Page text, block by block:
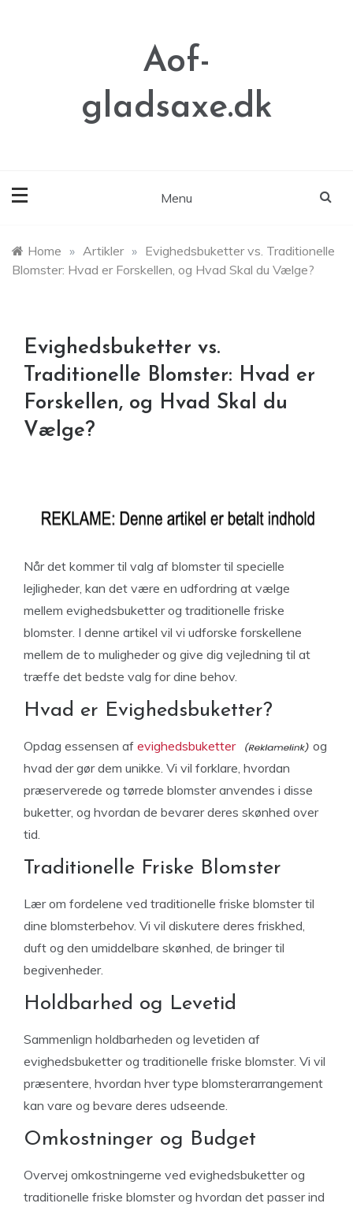
Aof-
gladsaxe.dk
Menu
Home » Artikler » Evighedsbuketter vs. Traditionelle
Blomster: Hvad er Forskellen, og Hvad Skal du Vælge?
Evighedsbuketter vs.
Traditionelle Blomster: Hvad er
Forskellen, og Hvad Skal du
Vælge?
Når det kommer til valg af blomster til specielle
lejligheder, kan det være en udfordring at vælge
mellem evighedsbuketter og traditionelle friske
blomster. I denne artikel vil vi udforske forskellene
mellem de to muligheder og give dig vejledning til at
træffe det bedste valg for dine behov.
Hvad er Evighedsbuketter?
Opdag essensen af evighedsbuketter
og
hvad der gør dem unikke. Vi vil forklare, hvordan
præserverede og tørrede blomster anvendes i disse
buketter, og hvordan de bevarer deres skønhed over
tid.
Traditionelle Friske Blomster
Lær om fordelene ved traditionelle friske blomster til
dine blomsterbehov. Vi vil diskutere deres friskhed,
duft og den umiddelbare skønhed, de bringer til
begivenheder.
Holdbarhed og Levetid
Sammenlign holdbarheden og levetiden af
evighedsbuketter og traditionelle friske blomster. Vi vil
præsentere, hvordan hver type blomsterarrangement
kan vare og bevare deres udseende.
Omkostninger og Budget
Overvej omkostningerne ved evighedsbuketter og
traditionelle friske blomster og hvordan det passer ind